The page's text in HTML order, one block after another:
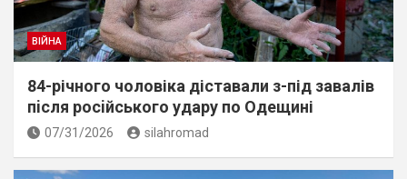
ВІЙНА
84-річного чоловіка діставали з-під завалів
пiсля росiйського удару по Одещині
07/31/2026 silahromad